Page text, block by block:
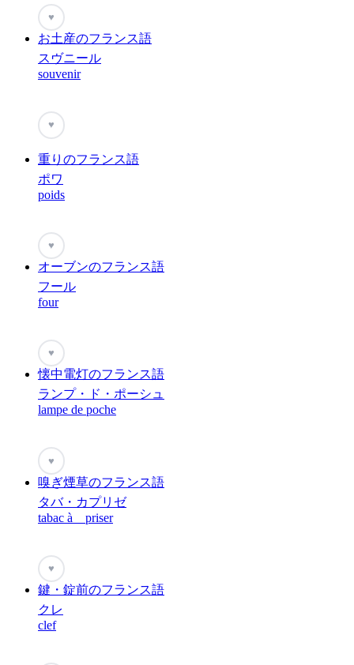
♥
お土産のフランス語
スヴニール
souvenir
♥
重りのフランス語
ポワ
poids
♥
オーブンのフランス語
フール
four
♥
懐中電灯のフランス語
ランプ・ド・ポーシュ
lampe de poche
♥
嗅ぎ煙草のフランス語
タバ・カプリゼ
tabac à priser
♥
鍵・錠前のフランス語
クレ
clef